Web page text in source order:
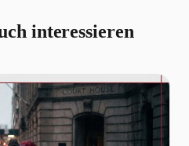
interessieren